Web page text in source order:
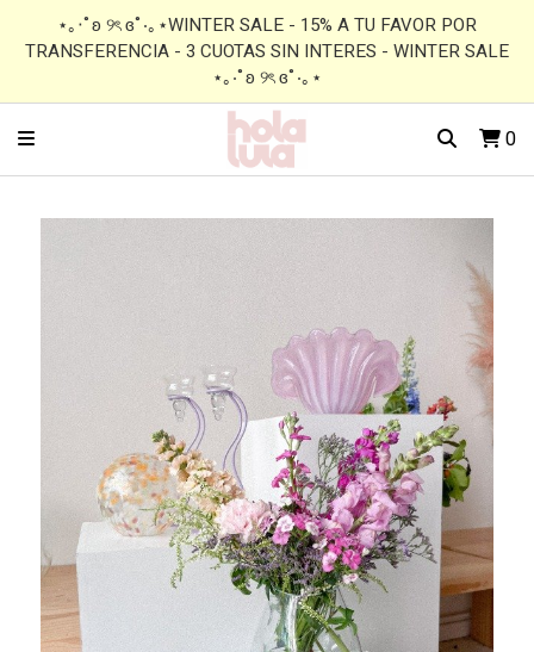
⋆｡‧˚ʚ ୨ৎ ɞ˚‧｡⋆WINTER SALE - 15% A TU FAVOR POR
TRANSFERENCIA - 3 CUOTAS SIN INTERES - WINTER SALE
⋆｡‧˚ʚ ୨ৎ ɞ˚‧｡⋆
0